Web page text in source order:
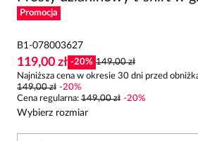
Promocja
B1-078003627
119,00 zł -20% 149,00 zł
Najniższa cena w okresie 30 dni przed
149,00 zł -20%
Cena regularna: 149,00 zł -20%
Wybierz rozmiar